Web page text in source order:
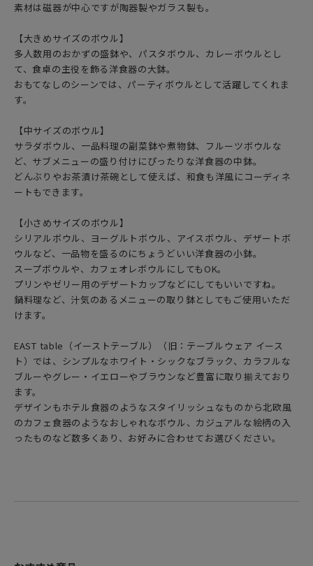
素材は磁器が中心ですが陶器製やガラス製も。
【大きめサイズのボウル】
多人数用のおかずの盛鉢や、パスタボウル、カレーボウルとし
て、食卓の主役を飾る洋食器の大鉢。
おもてなしのシーンでは、パーティボウルとして活躍してくれま
す。
【中サイズのボウル】
サラダボウル、一品料理の副菜鉢や煮物鉢、フルーツボウルな
ど、サブメニューの盛り付けにぴったりな洋食器の中鉢。
どんぶりやお茶漬け茶碗として使えば、和食も洋風にコーディネ
ートもできます。
【小さめサイズのボウル】
シリアルボウル、ヨーグルトボウル、アイスボウル、デザートボ
ウルなど、一品物を盛るのにちょうどいい洋食器の小鉢。
スープボウルや、カフェオレボウルにしてもOK。
プリンやゼリー用のデザートカップなどにしてもいいですね。
鍋料理など、汁気のあるメニューの取り鉢としてもご使用いただ
けます。
EAST table（イーストテーブル）（旧：テーブルウェア イース
ト）では、シンプルなホワイト・シックなブラック、カラフルな
ブルーやグレー・イエローやブラウンなど豊富に取り揃えており
ます。
デザインもホテル食器のようなスタイリッシュなものから北欧風
のカフェ食器のようなおしゃれなボウル、カジュアルな絵柄の入
ったものなど数多くあり、お好みに合わせてお選びください。